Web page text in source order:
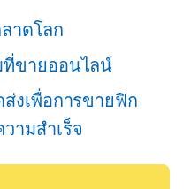
าดโลก
ขายออนไลน์
งเพื่อการขายฟิก
ามสำเร็จ